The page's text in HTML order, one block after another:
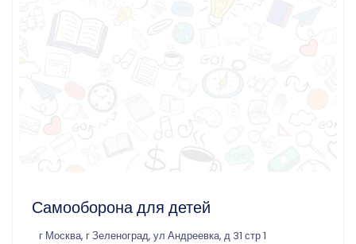
Самооборона для детей
г Москва, г Зеленоград, ул Андреевка, д 31 стр 1